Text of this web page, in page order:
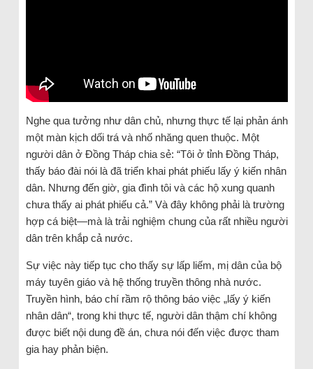
Nghe qua tưởng như dân chủ, nhưng thực tế lại phản ánh
một màn kịch dối trá và nhố nhăng quen thuộc. Một
người dân ở Đồng Tháp chia sẻ: “Tôi ở tỉnh Đồng Tháp,
thấy báo đài nói là đã triển khai phát phiếu lấy ý kiến nhân
dân. Nhưng đến giờ, gia đình tôi và các hộ xung quanh
chưa thấy ai phát phiếu cả.” Và đây không phải là trường
hợp cá biệt—mà là trải nghiệm chung của rất nhiều người
dân trên khắp cả nước.
Sự việc này tiếp tục cho thấy sự lấp liếm, mị dân của bộ
máy tuyên giáo và hệ thống truyền thông nhà nước.
Truyền hình, báo chí rầm rộ thông báo việc „lấy ý kiến
nhân dân“, trong khi thực tế, người dân thậm chí không
được biết nội dung đề án, chưa nói đến việc được tham
gia hay phản biện.